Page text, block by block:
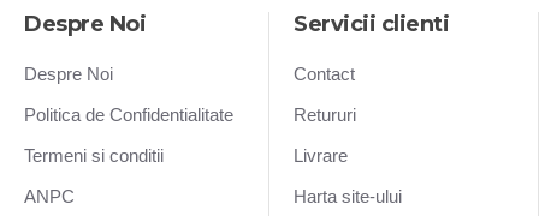
Despre Noi
Despre Noi
Politica de Confidentialitate
Termeni si conditii
ANPC
Servicii clienti
Contact
Retururi
Livrare
Harta site-ului